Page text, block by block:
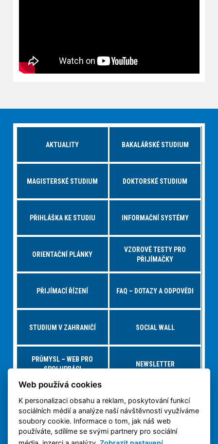
AKTUALITY BAKALÁŘSKÉ STUDIUM
MAGISTERSKÉ STUDIUM DOKTORSKÉ STUDIUM
PŘIHLÁŠKA KE STUDIU INFORMAČNÍ SYSTÉMY
ORIENTAČNÍ PLÁNKY
VZOROVÉ TESTY PRO
PŘIJÍMAČKY
PŘIJÍMACÍ ŘÍZENÍ FAQ – DOTAZY A ODPOVĚDI
STUDIUM V ZAHRANIČÍ SOCIAL WALL
PRŮMYSL – WEB PRO
SPOLUPRÁCI
NEWSLETTER
NABÍDKY PRÁCE – JOBS FS VIRTUÁLNÍ PROHLÍDKA
3D TISK NA ČVUT
OCHRANA OSOBNÍCH
ÚDAJŮ
Web používá cookies
K personalizaci obsahu a reklam, poskytování funkcí
sociálních médií a analýze naší návštěvnosti využíváme
soubory cookie. Informace o tom, jak náš web
používáte, sdílíme se svými partnery pro sociální